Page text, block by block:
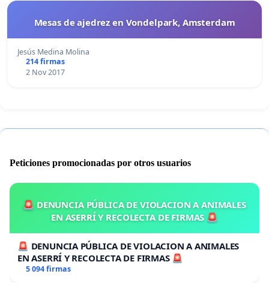
Mesas de ajedrez en Vondelpark, Amsterdam
Jesús Medina Molina
214 firmas
2 Nov 2017
Peticiones promocionadas por otros usuarios
🚨 DENUNCIA PÚBLICA DE VIOLACION A ANIMALES
EN ASERRÍ Y RECOLECTA DE FIRMAS 🚨
🚨 DENUNCIA PÚBLICA DE VIOLACION A ANIMALES
EN ASERRÍ Y RECOLECTA DE FIRMAS 🚨
5 094 firmas